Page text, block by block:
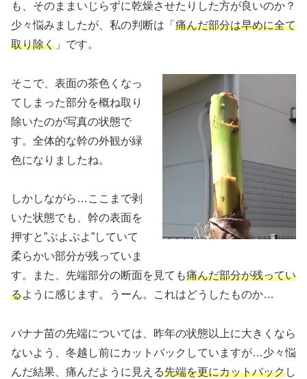
も、そのままいじらずに乾燥させたりした方が良いのか？
少々悩みましたが、私の判断は「 痛んだ部分は早めに全て
取り除く 」です。
そこで、表面の茶色くなっ
てしまった部分を概ね取り
除いたのが写真の状態で
す。全体的な幹の外観が緑
色になりましたね。
しかしながら…ここまで剥
いた状態でも、幹の表面を
押すと”ぶよぶよ”していて
柔らかい部分が残っていま
す。また、先端部分の断面を見ても痛んだ部分が残ってい
るように感じます。うーん。これはどうしたものか…
バナナ苗の先端については、昨年の状態以上に大きくなら
ないよう、冬越し前にカットバックしていますが…少々悩
んだ結果、痛んだように見える先端を更にカットバックし